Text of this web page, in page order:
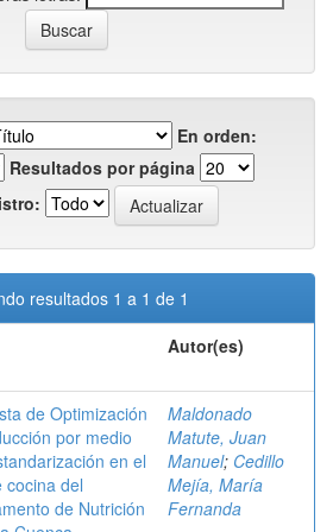
En orden:
Resultados por página
resultados 1 a 1 de 1
Autor(es)
de Optimización
por medio
en el
cocina del
de Nutrición
Maldonado
Matute, Juan
Manuel; Cedillo
Mejía, María
Fernanda